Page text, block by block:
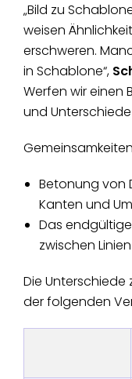
„Bild zu
weisen
erschweren.
in Schablone“,
Werfen wir einen
und
Betonung von
Kanten und
Das
zwischen
Die Unterschiede
der folgenden